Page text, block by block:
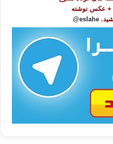
عکس نوشته
eslahe@